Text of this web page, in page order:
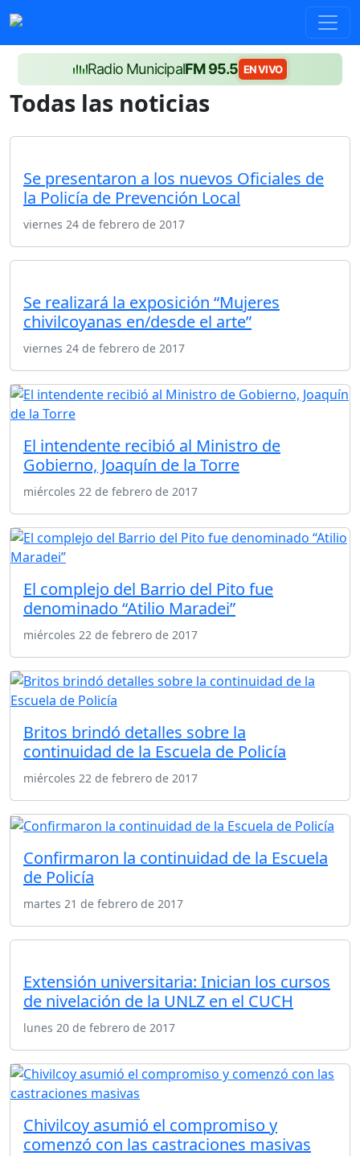
Radio MunicipalFM 95.5 EN VIVO
Todas las noticias
Se presentaron a los nuevos Oficiales de
la Policía de Prevención Local
viernes 24 de febrero de 2017
Se realizará la exposición “Mujeres
chivilcoyanas en/desde el arte”
viernes 24 de febrero de 2017
El intendente recibió al Ministro de
Gobierno, Joaquín de la Torre
miércoles 22 de febrero de 2017
El complejo del Barrio del Pito fue
denominado “Atilio Maradei”
miércoles 22 de febrero de 2017
Britos brindó detalles sobre la
continuidad de la Escuela de Policía
miércoles 22 de febrero de 2017
Confirmaron la continuidad de la Escuela
de Policía
martes 21 de febrero de 2017
Extensión universitaria: Inician los cursos
de nivelación de la UNLZ en el CUCH
lunes 20 de febrero de 2017
Chivilcoy asumió el compromiso y
comenzó con las castraciones masivas